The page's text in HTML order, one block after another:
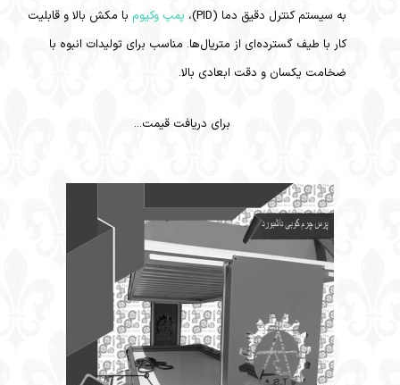
به سیستم کنترل دقیق دما (PID)،
پمپ وکیوم با مکش بالا و قابلیت
کار با طیف گسترده‌ای از متریال‌ها. مناسب برای تولیدات انبوه با
ضخامت یکسان و دقت ابعادی بالا.
برای دریافت قیمت...